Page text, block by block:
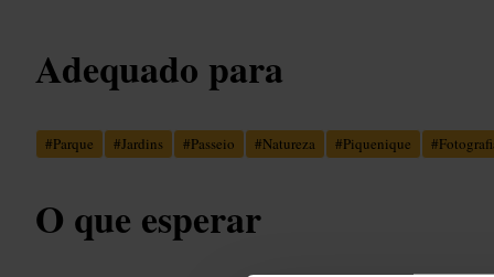
Adequado para
#Parque #Jardins #Passeio #Natureza #Piquenique #
O que esperar